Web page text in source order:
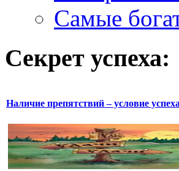
Самые
Секрет успеха:
Наличие препятствий – условие успеха